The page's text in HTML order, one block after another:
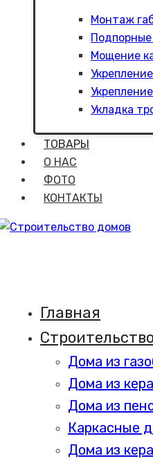
Монтаж
Мощение
Укладка
ТОВАРЫ
О НАС
ФОТО
КОНТАКТЫ
Главная
Строительство
Дома из
Дома из
Дома из
Каркасные
Дома из